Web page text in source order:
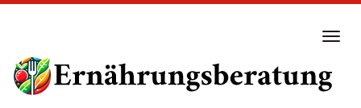
main
content